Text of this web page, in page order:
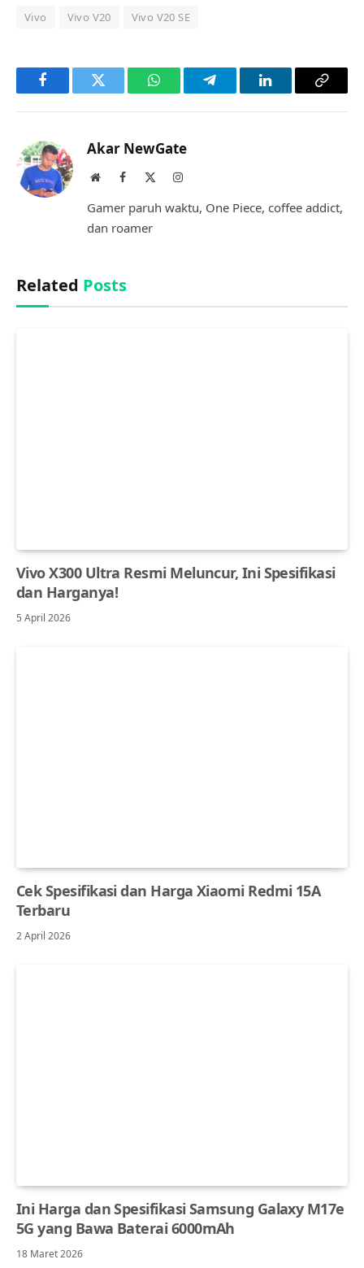
Vivo Vivo V20 Vivo V20 SE
FacebookTwitter WhatsAppTelegramLinkedInCopy
Akar NewGate
WebsiteFacebook Instagram
Gamer paruh waktu, One Piece, coffee addict,
dan roamer
Related Posts
Vivo X300 Ultra Resmi Meluncur, Ini Spesifikasi
dan Harganya!
5 April 2026
Cek Spesifikasi dan Harga Xiaomi Redmi 15A
Terbaru
2 April 2026
Ini Harga dan Spesifikasi Samsung Galaxy M17e
5G yang Bawa Baterai 6000mAh
18 Maret 2026